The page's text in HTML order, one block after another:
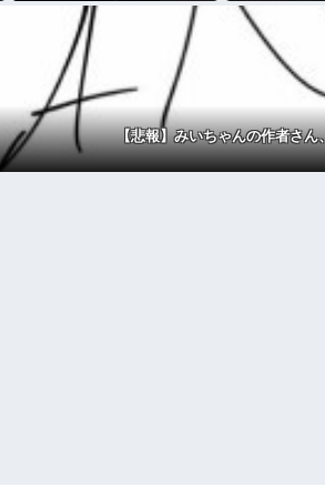
せつな行為で音楽クリエイタ
ーを逮捕
公開！ 現役
レア水着シ
026年ミ
【悲報】みいちゃんの作者さん